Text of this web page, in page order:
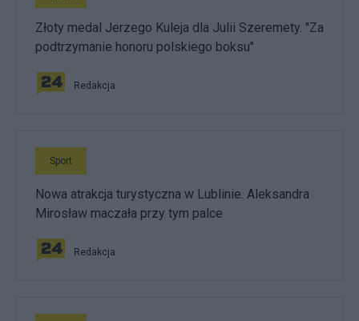
Złoty medal Jerzego Kuleja dla Julii Szeremety. "Za
podtrzymanie honoru polskiego boksu"
Redakcja
Sport
Nowa atrakcja turystyczna w Lublinie. Aleksandra
Mirosław maczała przy tym palce
Redakcja